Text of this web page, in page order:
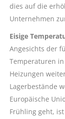
dies auf die
Unternehmen
Eisige
Angesichts der
Temperaturen
Heizungen
Lagerbestände
Europäische
Frühling geht,